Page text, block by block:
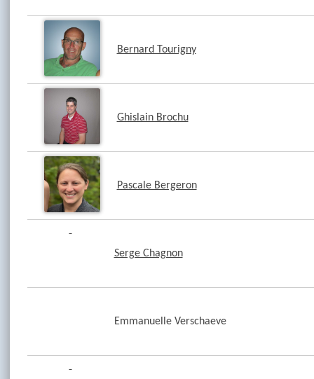
Bernard Tourigny
Ghislain Brochu
Pascale Bergeron
Serge Chagnon
Emmanuelle Verschaeve